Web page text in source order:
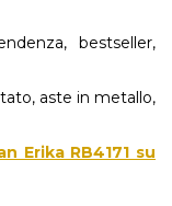
bestseller,
aste in metallo,
Erika RB4171 su